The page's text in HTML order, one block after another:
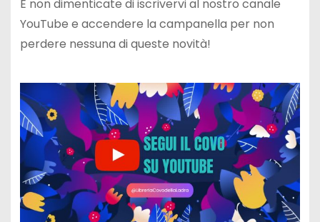
E non dimenticate di iscrivervi al nostro canale
YouTube e accendere la campanella per non
perdere nessuna di queste novità!